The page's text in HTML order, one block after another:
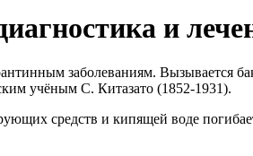
и
заболеваниям. Вызывается
учёным С. Китазато (1852-1931).
средств и кипящей воде